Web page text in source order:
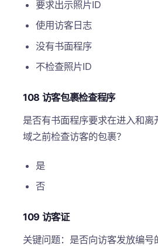
要求出示照片ID
使用访客日志
没有书面程序
不检查照片ID
108 访客包裹检查程序
是否有书面程序要求在进入和
域之前检查访客的包裹？
是
否
109 访客证
关键问题：是否向访客发放编